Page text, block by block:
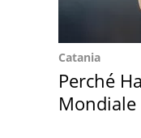
Catania
Perché
Mondiale